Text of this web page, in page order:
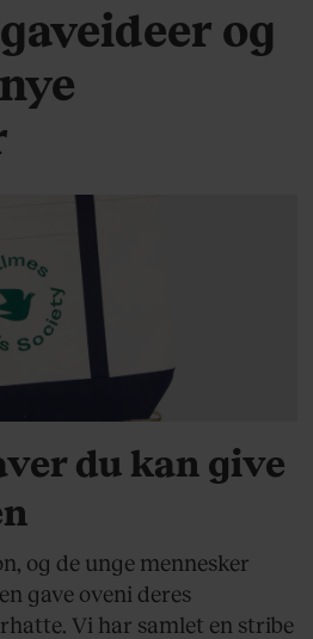
og
du kan give
og de unge mennesker
gave oveni deres
Vi har samlet en stribe